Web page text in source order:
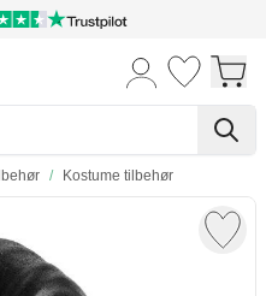
/ Kostume tilbehør